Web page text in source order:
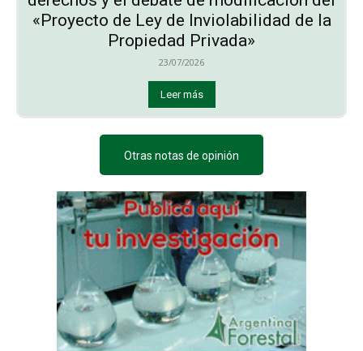
«Proyecto de Ley de Inviolabilidad de la
Propiedad Privada»
23/07/2026
Leer más
Otras notas de opinión